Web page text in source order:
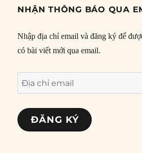
NHẬN THÔNG BÁO QUA
Nhập địa chỉ email và đăng ký để
có bài viết mới qua email.
Địa
chỉ
email
ĐĂNG KÝ